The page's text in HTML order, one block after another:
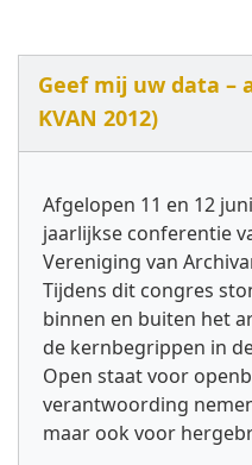
Geef mij uw data
KVAN 2012)
Afgelopen 11 en 12
jaarlijkse conferentie
Vereniging van
Tijdens dit congres
binnen en buiten het
de kernbegrippen in
Open staat voor
verantwoording
maar ook voor